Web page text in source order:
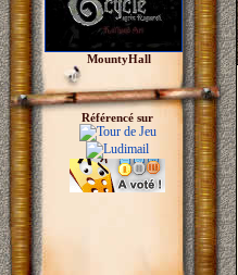
MountyHall
Référencé sur